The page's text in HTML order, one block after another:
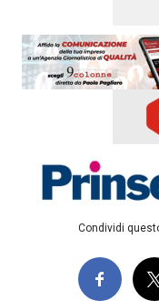
Condividi